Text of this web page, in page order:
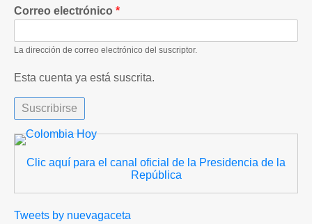
Correo electrónico
La dirección de correo electrónico del suscriptor.
Esta cuenta ya está suscrita.
Clic aquí para el canal oficial de la Presidencia de la
República
Tweets by nuevagaceta